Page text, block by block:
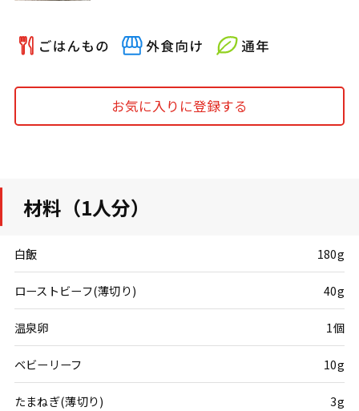
お気に入りに登録する
材料（1人分）
白飯 180g
ローストビーフ(薄切り) 40g
温泉卵 1個
ベビーリーフ 10g
たまねぎ(薄切り) 3g